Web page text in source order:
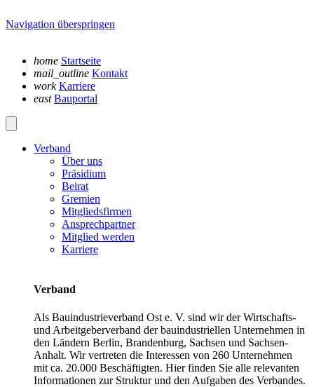
Navigation überspringen
home Startseite
mail_outline Kontakt
work Karriere
east Bauportal
Verband
Über uns
Präsidium
Beirat
Gremien
Mitgliedsfirmen
Ansprechpartner
Mitglied werden
Karriere
Verband
Als Bauindustrieverband Ost e. V. sind wir der Wirtschafts-
und Arbeitgeberverband der bauindustriellen Unternehmen in
den Ländern Berlin, Brandenburg, Sachsen und Sachsen-
Anhalt. Wir vertreten die Interessen von 260 Unternehmen
mit ca. 20.000 Beschäftigten. Hier finden Sie alle relevanten
Informationen zur Struktur und den Aufgaben des Verbandes.